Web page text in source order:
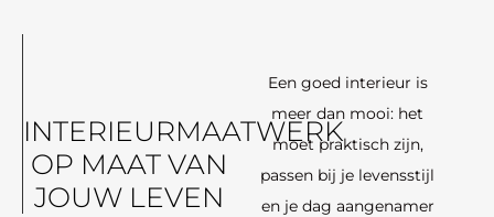
INTERIEURMAATWERK
OP MAAT VAN
JOUW LEVEN
Een goed interieur is
meer dan mooi: het
moet praktisch zijn,
passen bij je levensstijl
en je dag aangenamer